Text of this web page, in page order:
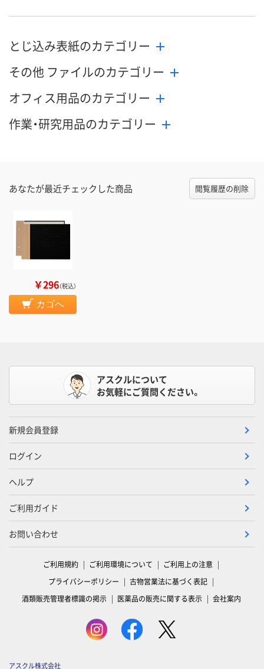
とじ込み表紙のカテゴリー
その他 ファイルのカテゴリー
オフィス用品のカテゴリー
作業・研究用品のカテゴリー
あなたが最近チェックした商品 閲覧履歴の削除
￥296（税込）
カゴへ
アスクルについて
お気軽にご質問ください。
新規会員登録
ログイン
ヘルプ
ご利用ガイド
お問い合わせ
ご利用規約 ご利用環境について
ご利用上の注意
プライバシーポリシー
古物営業法に基づく表記
酒類販売管理者標識の掲示
医薬品の販売に関する表示 会社案内
アスクル株式会社